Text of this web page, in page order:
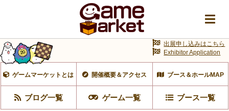
ゲームマーケットとは 開催概要＆アクセス ブース＆ホールMAP
ブログ一覧 ゲーム一覧 ブース一覧
出展申し込みはこちら
Exhibitor Application